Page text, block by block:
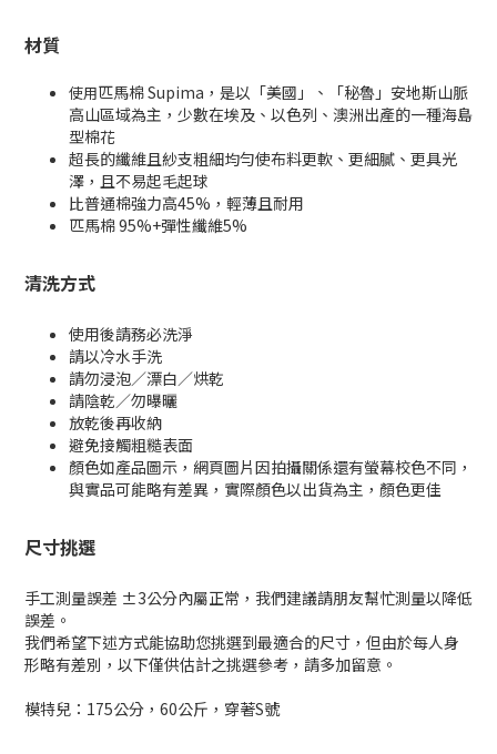
材質
使用匹馬棉Supima， 是以 「美國」、「秘魯」 安地斯山脈
高山區域為主， 少數在埃及、以色列、澳洲出產的一種海島
型棉花
超長的纖維且紗支粗細均勻使布料更軟、更細膩、更具光
澤，且不易起毛起球
比普通棉強力高45%，輕薄且耐用
匹馬棉95%+彈性纖維5%
清洗方式
使用後請務必洗淨
請以冷水手洗
請勿浸泡／漂白／烘乾
請陰乾／勿曝曬
放乾後再收納
避免接觸粗糙表面
顏色如產品圖示，網頁圖片因拍攝關係還有螢幕校色不同，
與實品可能略有差異，實際顏色以出貨為主，顏色更佳
尺寸挑選
手工測量誤差 ±3公分內屬正常，我們建議請朋友幫忙測量以降低
誤差。
我們希望下述方式能協助您挑選到最適合的尺寸，但由於每人身
形略有差別，以下僅供估計之挑選參考，請多加留意。
模特兒：175公分，60公斤，穿著S號